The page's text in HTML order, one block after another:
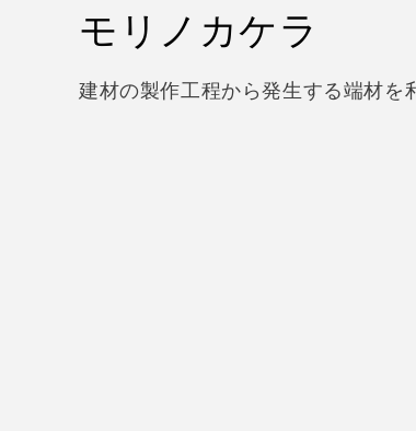
コ
レ
モリノカケラ
建材の製作工程から発生する端材を